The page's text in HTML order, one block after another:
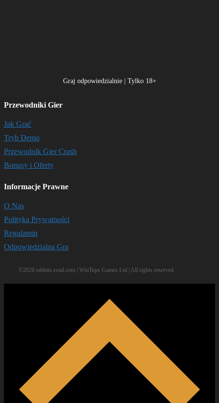
Graj odpowiedzialnie | Tylko 18+
Przewodniki Gier
Jak Grać
Tryb Demo
Przewodnik Gier Crash
Bonusy i Oferty
Informacje Prawne
O Nas
Polityka Prywatności
Regulamin
Odpowiedzialna Gra
©2026 rabbits-road.com | WinTops Games Ltd | All rights reserved